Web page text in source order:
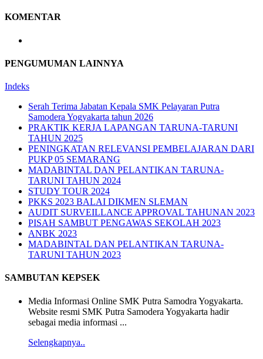
KOMENTAR
PENGUMUMAN LAINNYA
Indeks
Serah Terima Jabatan Kepala SMK Pelayaran Putra
Samodera Yogyakarta tahun 2026
PRAKTIK KERJA LAPANGAN TARUNA-TARUNI
TAHUN 2025
PENINGKATAN RELEVANSI PEMBELAJARAN DARI
PUKP 05 SEMARANG
MADABINTAL DAN PELANTIKAN TARUNA-
TARUNI TAHUN 2024
STUDY TOUR 2024
PKKS 2023 BALAI DIKMEN SLEMAN
AUDIT SURVEILLANCE APPROVAL TAHUNAN 2023
PISAH SAMBUT PENGAWAS SEKOLAH 2023
ANBK 2023
MADABINTAL DAN PELANTIKAN TARUNA-
TARUNI TAHUN 2023
SAMBUTAN KEPSEK
Media Informasi Online SMK Putra Samodra Yogyakarta.
Website resmi SMK Putra Samodera Yogyakarta hadir
sebagai media informasi ...
Selengkapnya..